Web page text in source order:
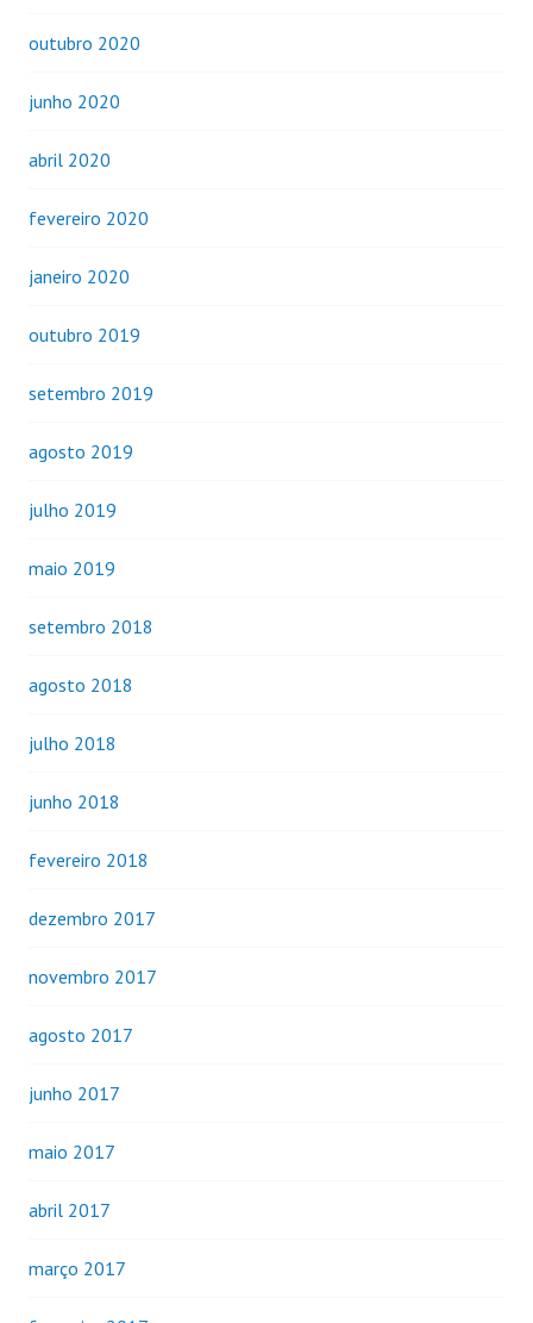
outubro 2020
junho 2020
abril 2020
fevereiro 2020
janeiro 2020
outubro 2019
setembro 2019
agosto 2019
julho 2019
maio 2019
setembro 2018
agosto 2018
julho 2018
junho 2018
fevereiro 2018
dezembro 2017
novembro 2017
agosto 2017
junho 2017
maio 2017
abril 2017
março 2017